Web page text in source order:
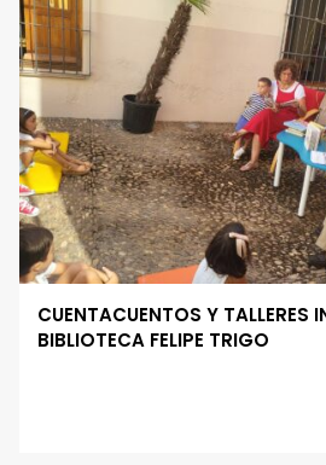
CUENTACUENTOS Y TALLERES
BIBLIOTECA FELIPE TRIGO